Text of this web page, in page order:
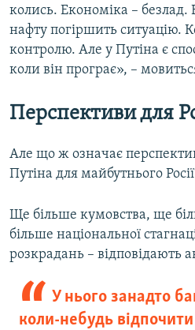
колись. Економіка – безлад.
нафту погіршить ситуацію.
контролю. Але у Путіна є
коли він програє», –
Перспективи для
Але що ж означає
Путіна для майбутнього
Ще більше кумовства, ще
більше національної
розкрадань – відповідають
У нього занадто
коли-небудь відпочити